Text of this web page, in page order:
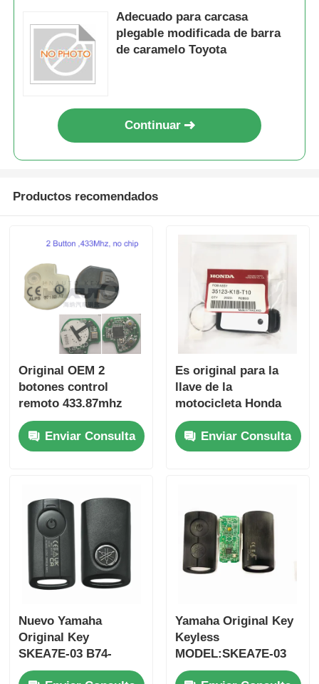
Inicio
Productos
Videos
Adecuado para carcasa
plegable modificada de barra
de caramelo Toyota
Continuar
Productos recomendados
Original OEM 2
botones control
remoto 433.87mhz
FSK para Su-zuki
Jim-ny 2005-2017 Sin
chip 37182-A7 Solo
Enviar Consulta
Es original para la
llave de la
motocicleta Honda
PN: 35123-K1B-T10
tres botones
FSK433.92MHz
Enviar Consulta
Nuevo Yamaha
Original Key
SKEA7E-03 B74-
H6261-02 662F-
Yamaha Original Key
Keyless
MODEL:SKEA7E-03
Para Yamaha llave